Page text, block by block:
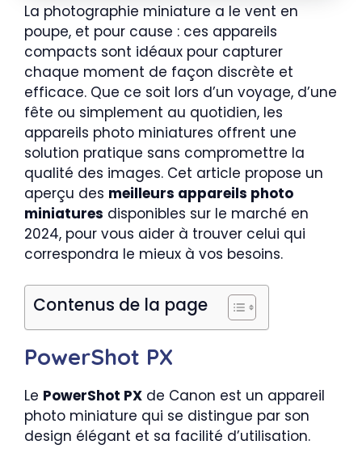
La photographie miniature a le vent en
poupe, et pour cause : ces appareils
compacts sont idéaux pour capturer
chaque moment de façon discrète et
efficace. Que ce soit lors d’un voyage, d’une
fête ou simplement au quotidien, les
appareils photo miniatures offrent une
solution pratique sans compromettre la
qualité des images. Cet article propose un
aperçu des meilleurs appareils photo
miniatures disponibles sur le marché en
2024, pour vous aider à trouver celui qui
correspondra le mieux à vos besoins.
Contenus de la page
PowerShot PX
Le PowerShot PX de Canon est un appareil
photo miniature qui se distingue par son
design élégant et sa facilité d’utilisation.